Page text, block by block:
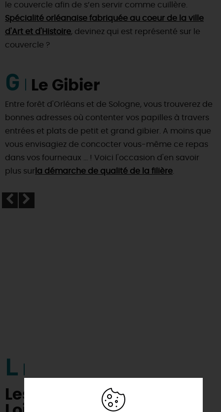
le couvercle afin de s’en servir comme cuillère.
Spécialité orléanaise fabriquée au coeur de la ville
d'Art et d'Histoire, devinez qui est représenté sur le
couvercle ?
G Le Gibier
Entre forêt d'Orléans et de Sologne, vous trouverez de
bonnes adresses où contenter vos papilles à travers
entrées et plats de petit et grand gibier. A moins que
vous envisagiez de concocter vous-même ce repas
dans vos fourneaux ... ! Voici l'occasion d'en savoir
plus sur la démarche de qualité de la filière
L
Les légumes du Val de